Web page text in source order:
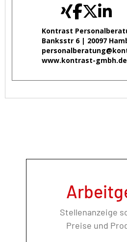
Stellenanzeige
Preise und